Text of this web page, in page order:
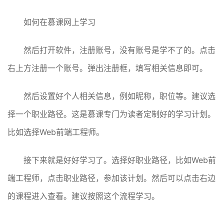
如何在慕课网上学习
然后打开软件，注册账号，没有账号是学不了的。点击
右上方注册一个账号。弹出注册框，填写相关信息即可。
然后设置好个人相关信息，例如昵称，职位等。建议选
择一个职业路径。这是慕课专门为读者定制好的学习计划。
比如选择Web前端工程师。
接下来就是好好学习了。选择好职业路径，比如Web前
端工程师，点击职业路径，参加该计划。然后可以点击右边
的课程进入查看。建议按照这个流程学习。